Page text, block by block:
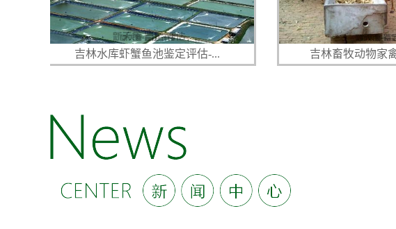
吉林水库虾蟹鱼池鉴定评估-... 吉林畜牧动物家禽飞禽水禽鉴...